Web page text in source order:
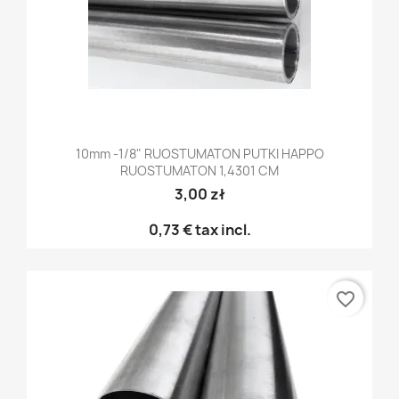
10mm -1/8" RUOSTUMATON PUTKI HAPPO
RUOSTUMATON 1,4301 CM
3,00 zł
0,73 €tax incl.
favorite_border